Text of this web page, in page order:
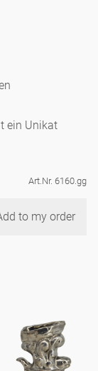
ein Unikat
Art.Nr. 6160.gg
to my order